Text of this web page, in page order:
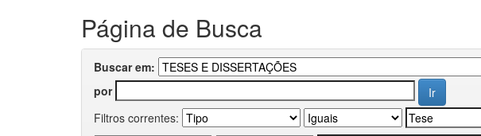
Página de Busca
Buscar em:
por
Filtros correntes: